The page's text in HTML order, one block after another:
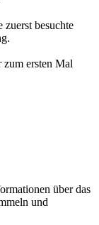
besuchte
zum ersten Mal
über das
und